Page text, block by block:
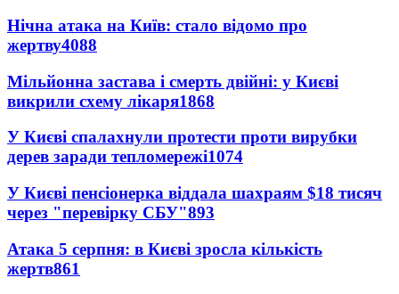
Нічна атака на Київ: стало відомо про
жертву4088
Мільйонна застава і смерть двійні: у Києві
викрили схему лікаря1868
У Києві спалахнули протести проти вирубки
дерев заради тепломережі1074
У Києві пенсіонерка віддала шахраям $18 тисяч
через "перевірку СБУ"893
Атака 5 серпня: в Києві зросла кількість
жертв861